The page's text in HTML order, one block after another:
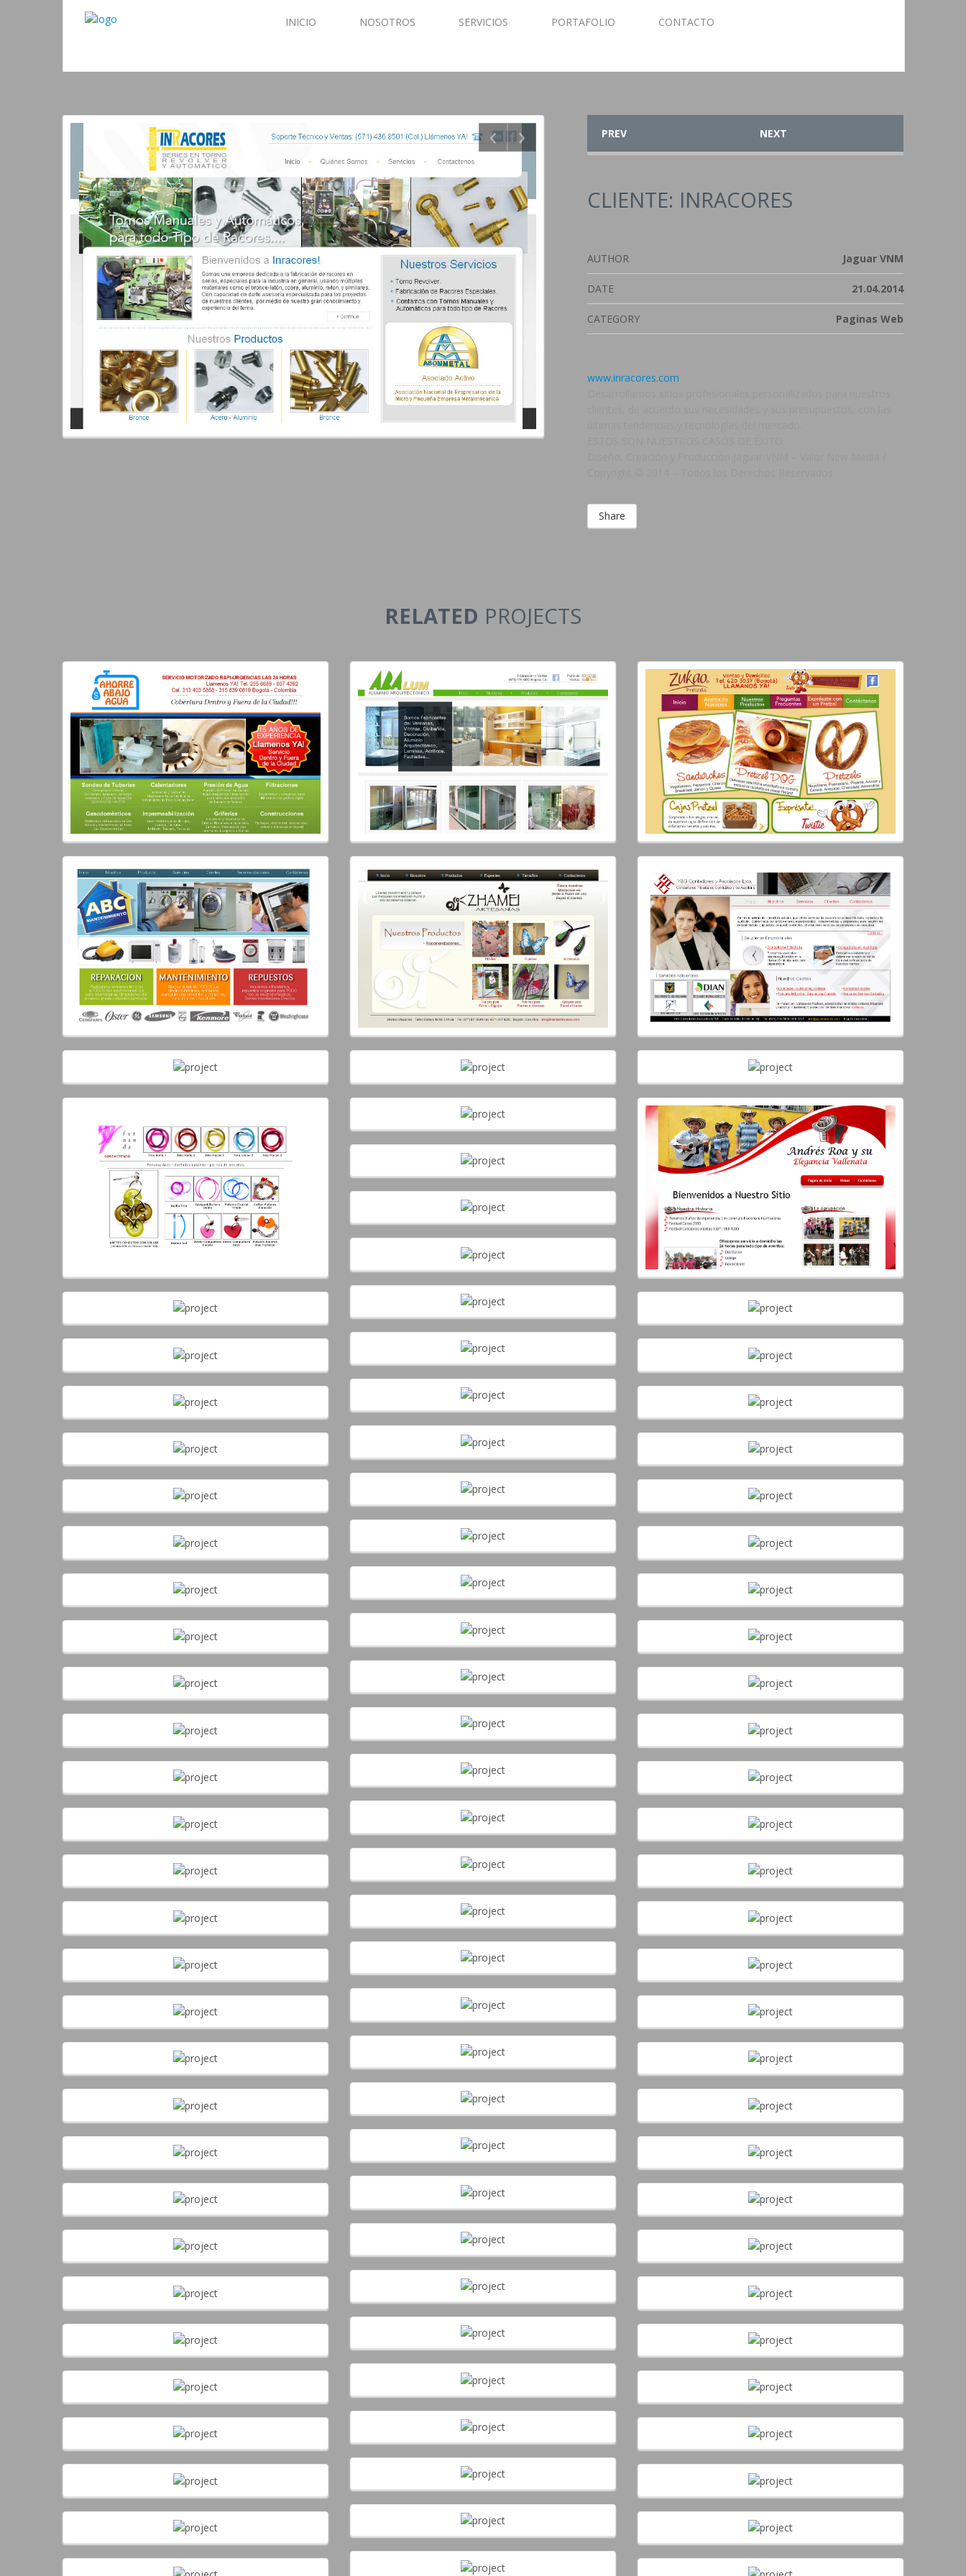
INICIO NOSOTROS SERVICIOS PORTAFOLIO CONTACTO
‹ › PREV NEXT
CLIENTE: INRACORES
Jaguar VNM
AUTHOR
21.04.2014
DATE
Paginas Web
CATEGORY
www.inracores.com
Share
RELATED PROJECTS